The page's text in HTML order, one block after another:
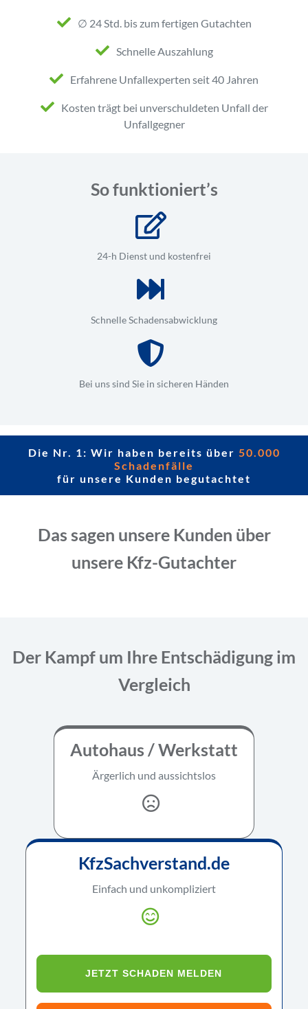
∅ 24 Std. bis zum fertigen Gutachten
Schnelle Auszahlung
Erfahrene Unfallexperten seit 40 Jahren
Kosten trägt bei unverschuldeten Unfall der
Unfallgegner
So funktioniert’s
24-h Dienst und kostenfrei
Schnelle Schadensabwicklung
Bei uns sind Sie in sicheren Händen
Die Nr. 1: Wir haben bereits über 50.000
Schadenfälle
für unsere Kunden begutachtet
Das sagen unsere Kunden über
unsere Kfz-Gutachter
Der Kampf um Ihre Entschädigung im
Vergleich
Autohaus / Werkstatt
Ärgerlich und aussichtslos
KfzSachverstand.de
Einfach und unkompliziert
JETZT SCHADEN MELDEN